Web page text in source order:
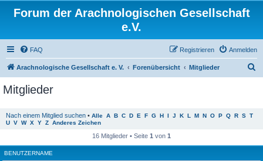
Forum der Arachnologischen Gesellschaft
e.V.
FAQ Anmelden
Registrieren
Arachnologische Gesellschaft e. V. Forenübersicht Mitglieder
Mitglieder
Nach einem Mitglied suchen • Alle A B C D E F G H I J K L M N O P Q R S T
U V W X Y Z Anderes Zeichen
16 Mitglieder • Seite 1 von 1
BENUTZERNAME